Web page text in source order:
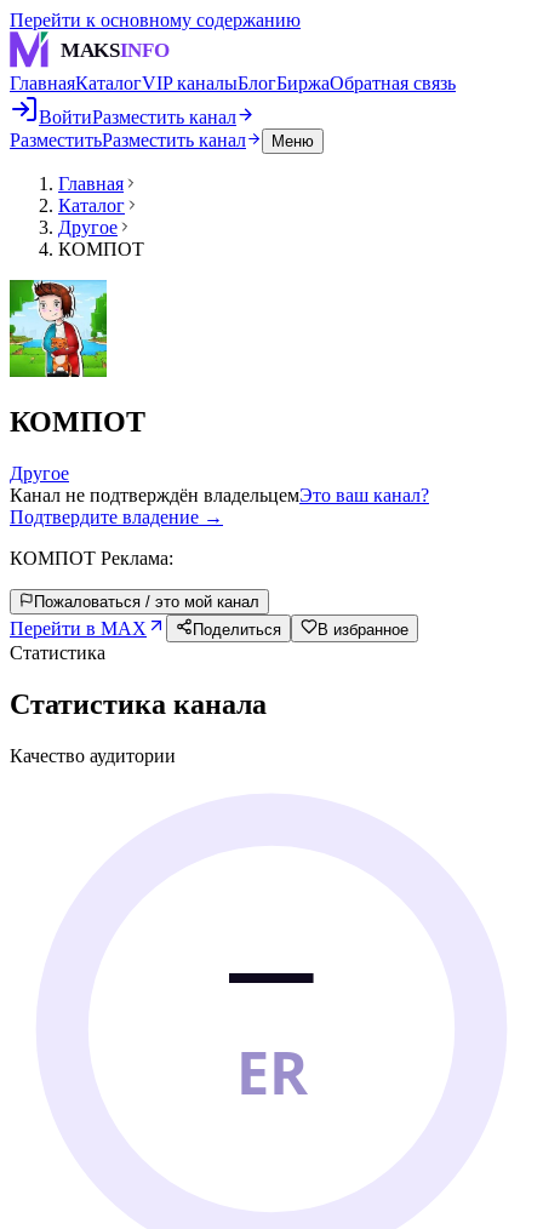
Перейти к основному содержанию
MAKSINFO
ГлавнаяКаталогVIP каналыБлогБиржаОбратная связь
ВойтиРазместить канал
РазместитьРазместить канал Меню
Главная
Каталог
Другое
КОМПОТ
КОМПОТ
Другое
Канал не подтверждён владельцемЭто ваш канал?
Подтвердите владение →
КОМПОТ Реклама:
Пожаловаться / это мой канал
Перейти в MAX Поделиться В избранное
Статистика
Статистика канала
Качество аудитории
—
ER